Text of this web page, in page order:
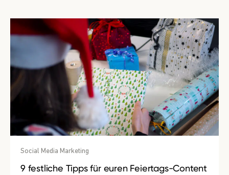
Social Media Marketing
9 festliche Tipps für euren Feiertags-Content